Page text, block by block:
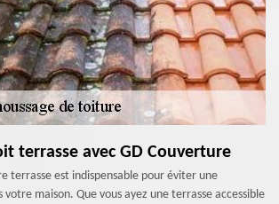
terrasse avec GD Couverture
terrasse est indispensable pour éviter une
votre maison. Que vous ayez une terrasse accessible